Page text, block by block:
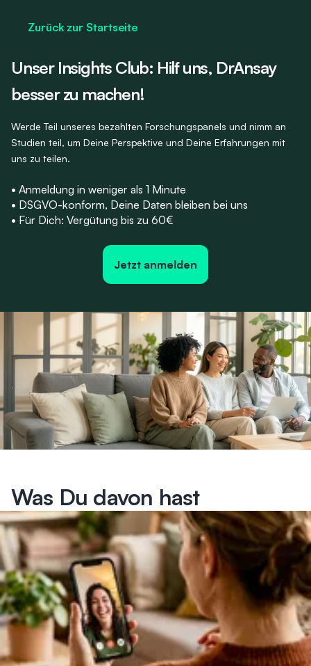
Zurück zur Startseite
Unser Insights Club: Hilf uns, DrAnsay
besser zu machen!
Werde Teil unseres bezahlten Forschungspanels und nimm an
Studien teil, um Deine Perspektive und Deine Erfahrungen mit
uns zu teilen.
• Anmeldung in weniger als 1 Minute
• DSGVO-konform, Deine Daten bleiben bei uns
• Für Dich: Vergütung bis zu 60€
Jetzt anmelden
Was Du davon hast